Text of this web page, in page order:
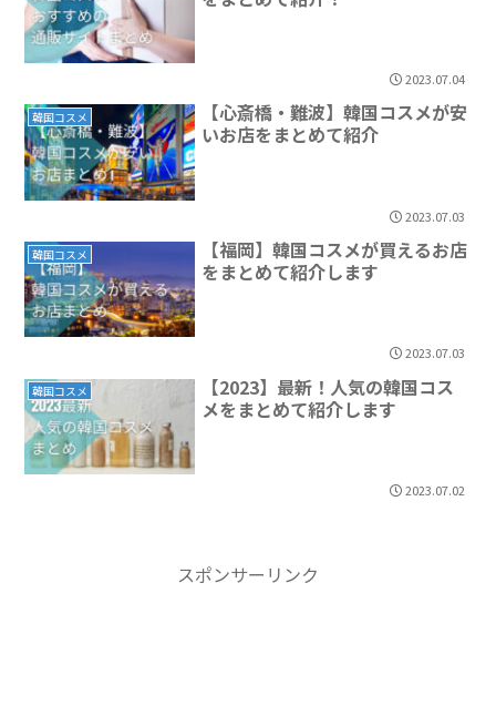
2023.07.04
韓国コスメ
【心斎橋・難波】韓国コスメが安
いお店をまとめて紹介
2023.07.03
韓国コスメ
【福岡】韓国コスメが買えるお店
をまとめて紹介します
2023.07.03
韓国コスメ
【2023】最新！人気の韓国コス
メをまとめて紹介します
2023.07.02
スポンサーリンク